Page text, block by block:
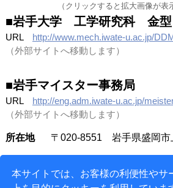
本サイトでは、お客様の利便性やサ
（クリックすると拡大画像が表
■岩手大学 工学研究科 金型
URL http://www.mech.iwate-u.ac.jp/
（外部サイトへ移動します）
■岩手マイスター事務局
URL http://eng.adm.iwate-u.ac.jp/
（外部サイトへ移動します）
所在地 〒020-8551 岩手県盛岡市
（前回の記事） 岩手大学における金型技